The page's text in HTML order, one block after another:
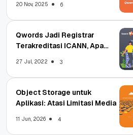
20 Nov, 2025 6
Qwords Jadi Registrar
Terakreditasi ICANN, Apa
27 Jul, 2022 3
Object Storage untuk
Aplikasi: Atasi Limitasi Media
11 Jun, 2026 4